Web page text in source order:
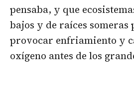
pensaba, y que
bajos y de raíces someras
provocar enfriamiento y
oxígeno antes de los